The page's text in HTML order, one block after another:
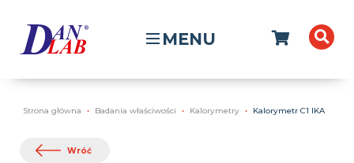
MENU
Strona główna Badania właściwości Kalorymetry Kalorymetr C1 IKA
Wróć